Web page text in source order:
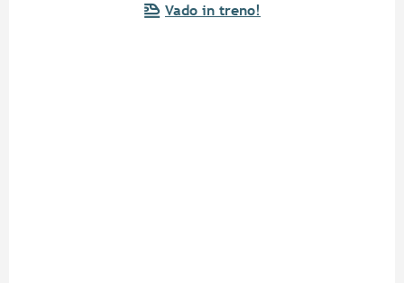
Vado in treno!